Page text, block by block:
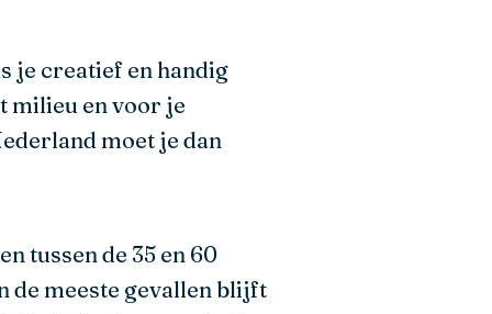
je creatief en handig
milieu en voor je
moet je dan
tussen de 35 en 60
de meeste gevallen blijft